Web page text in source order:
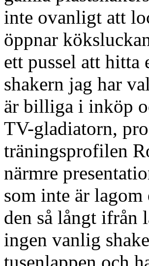
inte ovanligt att
öppnar
ett pussel att hitta
shakern jag har
är billiga i inköp
TV-gladiatorn,
träningsprofilen
närmre
som inte är lagom
den så långt ifrån
ingen vanlig
tusenlappen och